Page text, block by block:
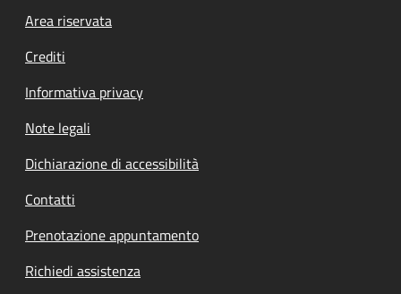
Footer menu
Area riservata
Crediti
Informativa privacy
Note legali
Dichiarazione di accessibilità
Contatti
Prenotazione appuntamento
Richiedi assistenza